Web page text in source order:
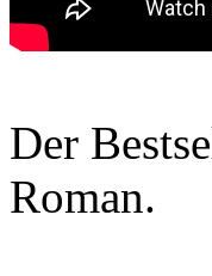
Der
Roman.